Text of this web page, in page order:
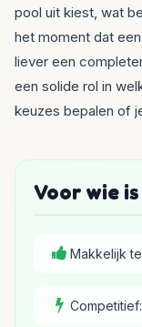
pool uit kiest, wat
het moment dat
liever een
een solide rol in
keuzes bepalen of
Voor wie
Makkelijk